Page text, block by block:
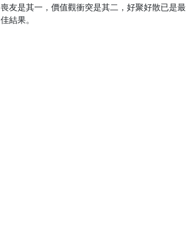
喪友是其一，價值觀衝突是其二，好聚好散已是最
佳結果。